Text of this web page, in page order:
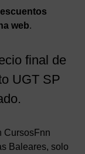
web.
final de
UGT SP
CursosFnn
Baleares, solo